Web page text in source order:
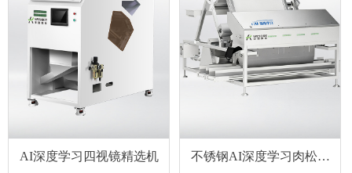
AI深度学习四视镜精选机 不锈钢AI深度学习肉松专